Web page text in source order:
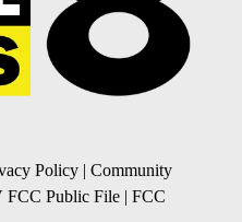
Policy | Community
Public File | FCC